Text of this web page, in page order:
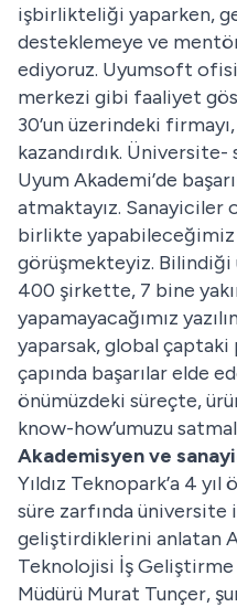
işbirlikteliği yaparken,
desteklemeye ve
ediyoruz. Uyumsoft ofisi
merkezi gibi faaliyet
30’un üzerindeki
kazandırdık.
Uyum Akademi’de
atmaktayız. Sanayiciler
birlikte yapabileceğimiz
görüşmekteyiz. Bilindiği
400 şirkette, 7 bine
yapamayacağımız
yaparsak, global
çapında başarılar elde
önümüzdeki süreçte,
know-how’umuzu
Akademisyen ve
Yıldız Teknopark’a 4 yıl
süre zarfında
geliştirdiklerini anlatan
Teknolojisi İş
Müdürü Murat Tunçer,